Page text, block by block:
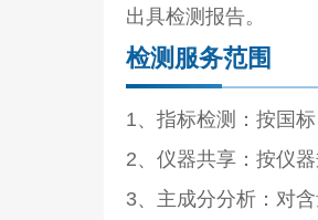
出具检测报告。
检测服务范围
1、指标检测：按国
2、仪器共享：按仪
3、主成分分析：对